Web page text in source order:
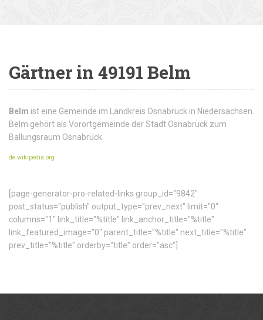
Gärtner in 49191 Belm
Belm ist eine Gemeinde im Landkreis Osnabrück in Niedersachsen.
Belm gehört als Vorortgemeinde der Stadt Osnabrück zum
Ballungsraum Osnabrück.
de.wikipedia.org
[page-generator-pro-related-links group_id="9842"
post_status="publish" output_type="prev_next" limit="0"
columns="1" link_title="%title" link_anchor_title="%title"
link_featured_image="0" parent_title="%title" next_title="%title"
prev_title="%title" orderby="title" order="asc"]